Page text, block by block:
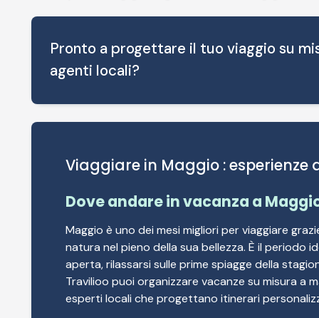
Pronto a progettare il tuo viaggio su
agenti locali?
Viaggiare in Maggio :
Dove andare in vacanza a
Maggio è uno dei mesi migliori per viaggiare
natura nel pieno della sua bellezza. È il periodo
aperta, rilassarsi sulle prime spiagge della
Travilioo puoi organizzare vacanze su misura a
esperti locali che progettano itinerari